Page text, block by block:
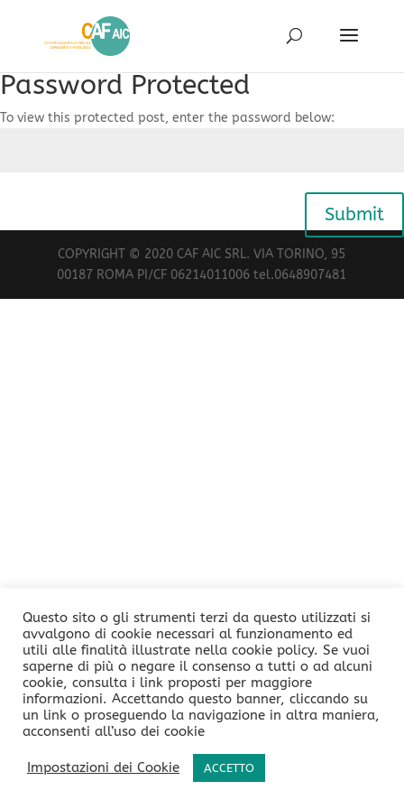
Password Protected
To view this protected post, enter the password below:
Submit
COPYRIGHT © 2020 CAF AIC SRL. VIA TORINO, 95
00187 ROMA PI/CF 06214011006 tel.0648907481
Questo sito o gli strumenti terzi da questo utilizzati si
avvalgono di cookie necessari al funzionamento ed
utili alle finalità illustrate nella cookie policy. Se vuoi
saperne di più o negare il consenso a tutti o ad alcuni
cookie, consulta i link proposti per maggiore
informazioni. Accettando questo banner, cliccando su
un link o proseguendo la navigazione in altra maniera,
acconsenti all’uso dei cookie
Impostazioni dei Cookie ACCETTO